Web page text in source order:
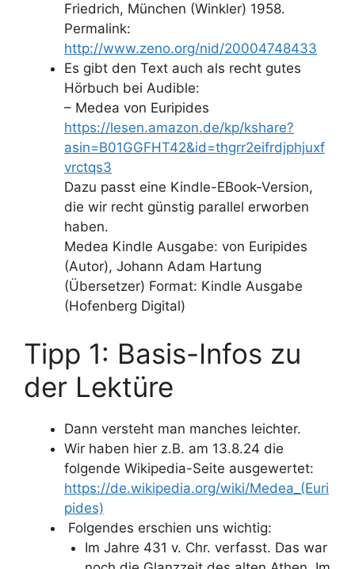
Friedrich, München (Winkler) 1958.
Permalink:
http://www.zeno.org/nid/20004748433
Es gibt den Text auch als recht gutes
Hörbuch bei Audible:
– Medea von Euripides
https://lesen.amazon.de/kp/kshare?
asin=B01GGFHT42&id=thgrr2eifrdjphjuxf
vrctqs3
Dazu passt eine Kindle-EBook-Version,
die wir recht günstig parallel erworben
haben.
Medea Kindle Ausgabe: von Euripides
(Autor), Johann Adam Hartung
(Übersetzer) Format: Kindle Ausgabe
(Hofenberg Digital)
Tipp 1: Basis-Infos zu
der Lektüre
Dann versteht man manches leichter.
Wir haben hier z.B. am 13.8.24 die
folgende Wikipedia-Seite ausgewertet:
https://de.wikipedia.org/wiki/Medea_(Euri
pides)
Folgendes erschien uns wichtig:
Im Jahre 431 v. Chr. verfasst. Das war